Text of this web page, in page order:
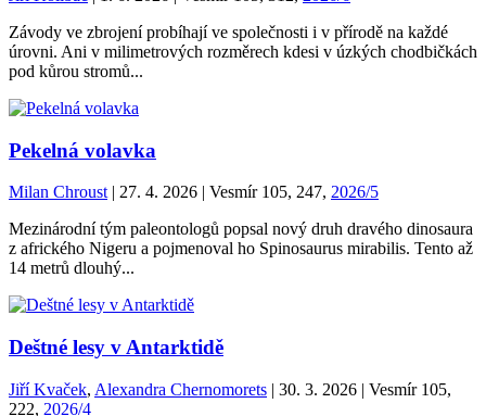
Závody ve zbrojení probíhají ve společnosti i v přírodě na každé
úrovni. Ani v milimetrových rozměrech kdesi v úzkých chodbičkách
pod kůrou stromů...
Pekelná volavka
Milan Chroust | 27. 4. 2026 | Vesmír 105, 247, 2026/5
Mezinárodní tým paleontologů popsal nový druh dravého dinosaura
z afrického Nigeru a pojmenoval ho Spinosaurus mirabilis. Tento až
14 metrů dlouhý...
Deštné lesy v Antarktidě
Jiří Kvaček, Alexandra Chernomorets | 30. 3. 2026 | Vesmír 105,
222, 2026/4